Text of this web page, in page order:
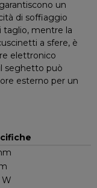
garantiscono un
di soffiaggio
taglio, mentre la
a sfere, è
elettronico
seghetto può
esterno per un